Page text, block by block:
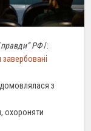
правди” РФ/:
завербовані
домовлялася з
охороняти